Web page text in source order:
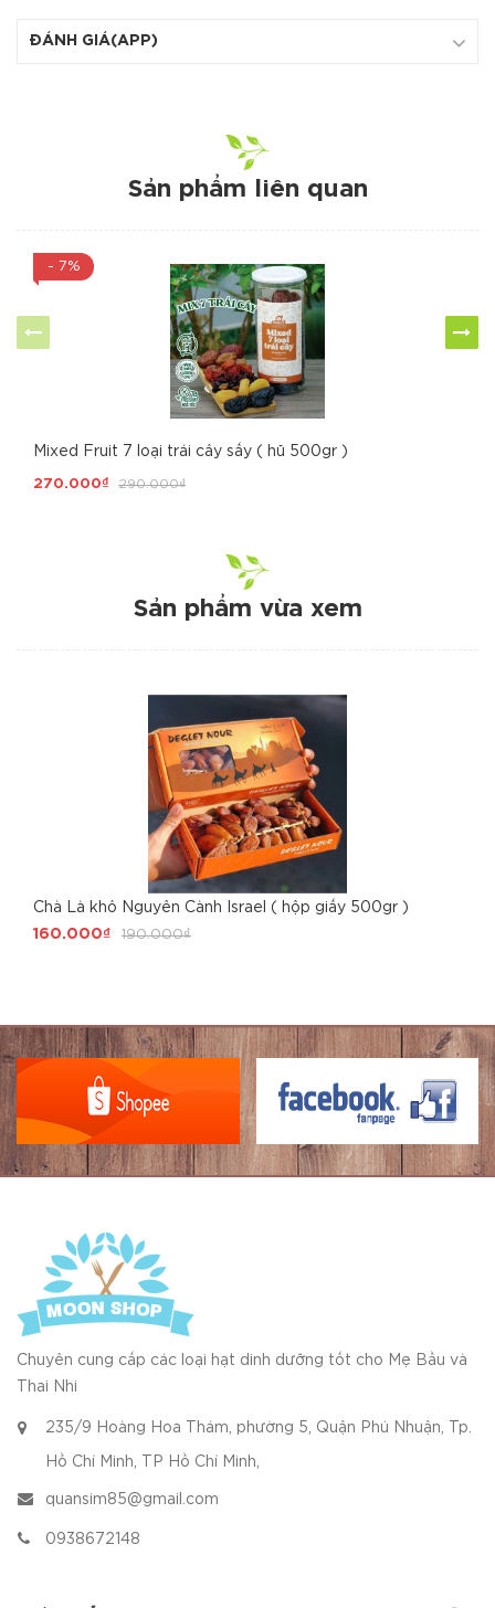
ĐÁNH GIÁ(APP)
Sản phẩm liên quan
- 7%
Mixed Fruit 7 loại trái cây sấy ( hũ 500gr )
270.000₫ 290.000₫
Sản phẩm vừa xem
Chà Là khô Nguyên Cành Israel ( hộp giấy 500gr )
160.000₫
190.000₫
Chuyên cung cấp các loại hạt dinh dưỡng tốt cho Mẹ Bầu và
Thai Nhi
235/9 Hoàng Hoa Thám, phường 5, Quận Phú Nhuận, Tp.
Hồ Chí Minh, TP Hồ Chí Minh,
quansim85@gmail.com
0938672148